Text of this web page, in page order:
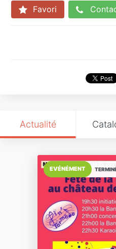
Favori
Actualité
EVÉNÉMENT